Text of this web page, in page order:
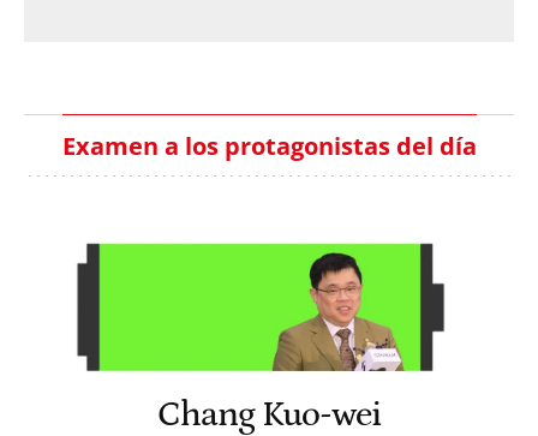
Examen a los protagonistas del día
Chang Kuo-wei